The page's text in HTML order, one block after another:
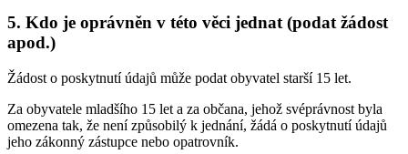
5. Kdo je oprávněn v této věci jednat (podat žádost
apod.)
Žádost o poskytnutí údajů může podat obyvatel starší 15 let.
Za obyvatele mladšího 15 let a za občana, jehož svéprávnost byla
omezena tak, že není způsobilý k jednání, žádá o poskytnutí údajů
jeho zákonný zástupce nebo opatrovník.